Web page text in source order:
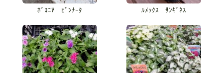
ﾎﾞﾛﾆｱ ﾋﾟﾝﾅｰﾀ ﾙﾒｯｸｽ ｻﾝｷﾞﾈｽ